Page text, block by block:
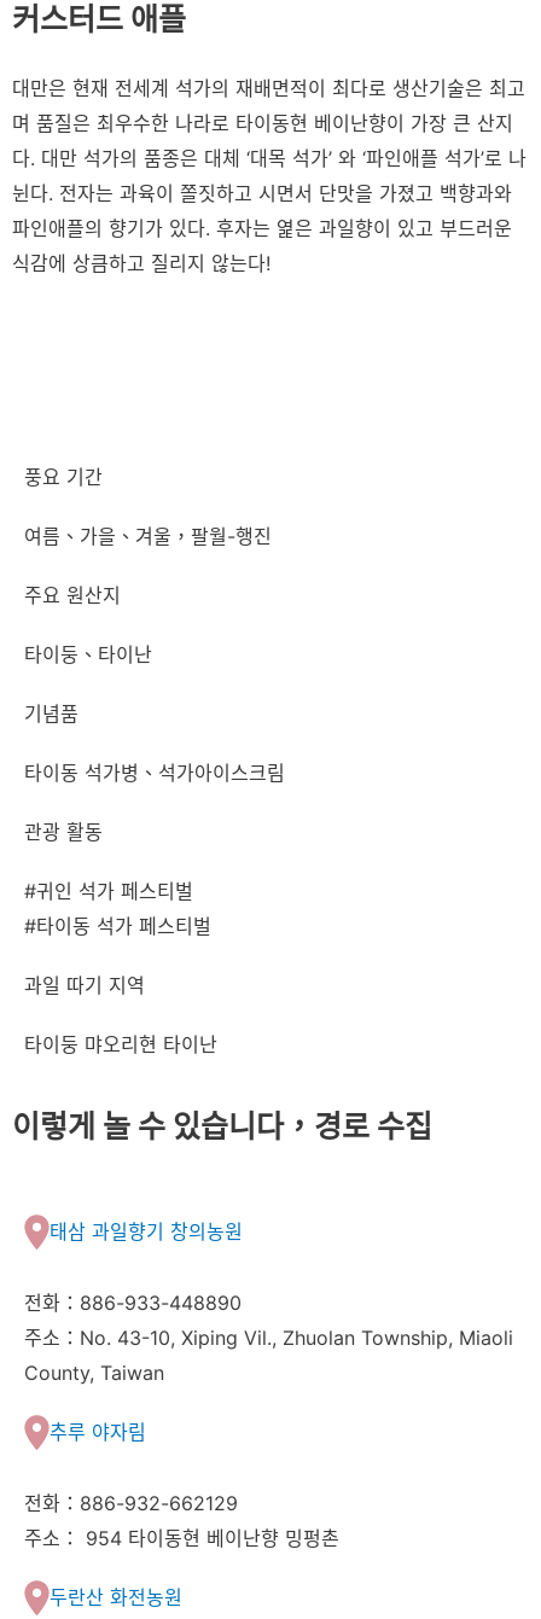
커스터드 애플
대만은 현재 전세계 석가의 재배면적이 최다로 생산기술은 최고
며 품질은 최우수한 나라로 타이동현 베이난향이 가장 큰 산지
다. 대만 석가의 품종은 대체 ‘대목 석가’ 와 ‘파인애플 석가’로 나
뉜다. 전자는 과육이 쫄짓하고 시면서 단맛을 가졌고 백향과와
파인애플의 향기가 있다. 후자는 엹은 과일향이 있고 부드러운
식감에 상큼하고 질리지 않는다!
풍요 기간
여름、가을、겨울，팔월-행진
주요 원산지
타이둥、타이난
기념품
타이동 석가병、석가아이스크림
관광 활동
#귀인 석가 페스티벌
#타이동 석가 페스티벌
과일 따기 지역
타이둥 먀오리현 타이난
이렇게 놀 수 있습니다，경로 수집
태삼 과일향기 창의농원
전화：886-933-448890
주소：No. 43-10, Xiping Vil., Zhuolan Township, Miaoli
County, Taiwan
추루 야자림
전화：886-932-662129
주소： 954 타이동현 베이난향 밍펑촌
두란산 화전농원